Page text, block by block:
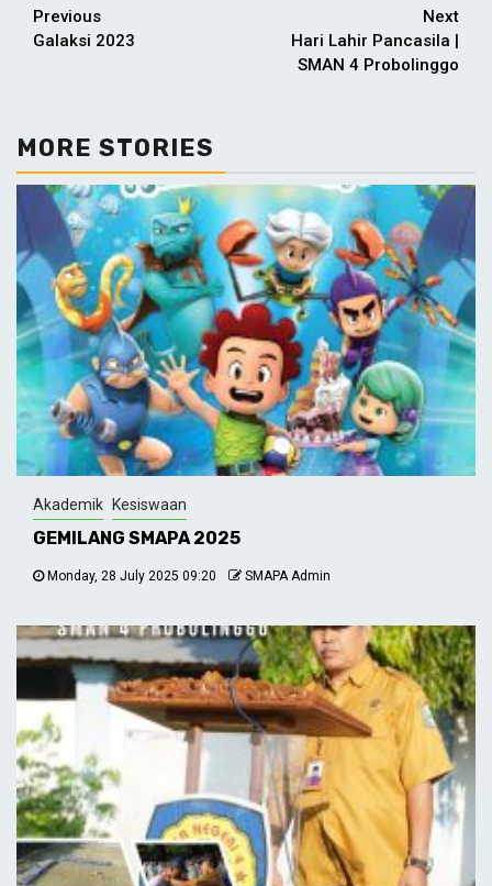
Continue
Reading
Previous
Galaksi 2023
Next
Hari Lahir Pancasila |
SMAN 4 Probolinggo
MORE STORIES
Akademik Kesiswaan
GEMILANG SMAPA 2025
Monday, 28 July 2025 09:20 SMAPA Admin